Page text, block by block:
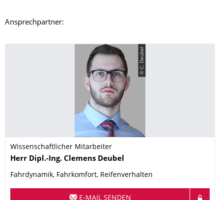
Ansprechpartner:
© C. Deubel
Wissenschaftlicher Mitarbeiter
Name
Herr Dipl.-Ing. Clemens Deubel
Fahrdynamik, Fahrkomfort, Reifenverhalten
E-MAIL SENDEN